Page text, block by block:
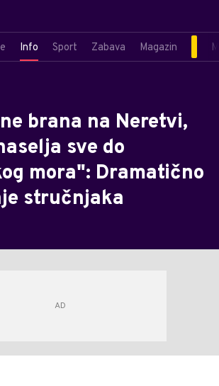
Info Sport Zabava Magazin
brana na Neretvi,
sve do
mora": Dramatično
stručnjaka